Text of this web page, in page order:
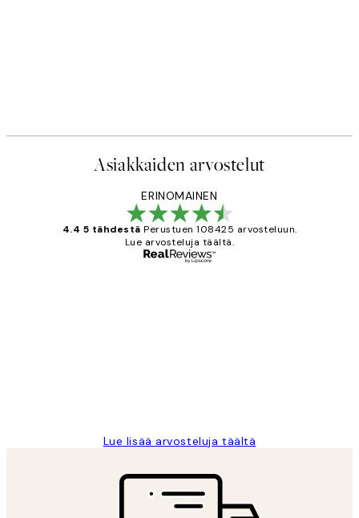
Asiakkaiden arvostelut
ERINOMAINEN
4.4 5 tähdestä Perustuen 108425 arvosteluun.
Lue arvosteluja täältä.
Lue lisää arvosteluja täältä